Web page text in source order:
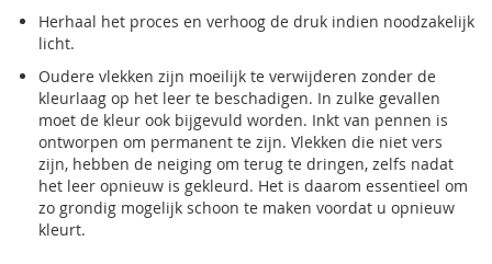
Herhaal het proces en verhoog de druk indien noodzakelijk
licht.
Oudere vlekken zijn moeilijk te verwijderen zonder de
kleurlaag op het leer te beschadigen. In zulke gevallen
moet de kleur ook bijgevuld worden. Inkt van pennen is
ontworpen om permanent te zijn. Vlekken die niet vers
zijn, hebben de neiging om terug te dringen, zelfs nadat
het leer opnieuw is gekleurd. Het is daarom essentieel om
zo grondig mogelijk schoon te maken voordat u opnieuw
kleurt.